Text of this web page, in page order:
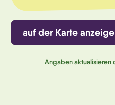
auf der Karte
Angaben aktualisieren